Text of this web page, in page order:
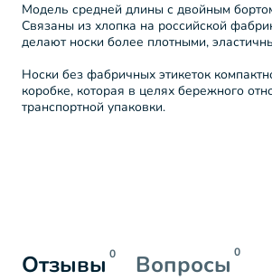
Модель средней длины с двойным
Связаны из хлопка на российской
делают носки более плотными,
Носки без фабричных этикеток
коробке, которая в целях бережного
транспортной упаковки.
Отзывы 0 Вопросы 0